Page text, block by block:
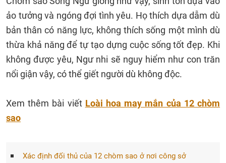
ảo tưởng và ngóng đợi tình yêu. Họ thích dựa dẫm dù
bản thân có năng lực, không thích sống một mình dù
thừa khả năng để tự tạo dựng cuộc sống tốt đẹp. Khi
không được yêu, Ngư nhi sẽ nguy hiểm như con trăn
nổi giận vậy, có thể giết người dù không độc.
Xem thêm bài viết Loài hoa may mắn của 12 chòm
sao
Xác định đối thủ của 12 chòm sao ở nơi công sở